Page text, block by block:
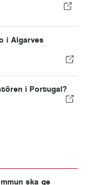
i Algarves
i Portugal?
ska ge